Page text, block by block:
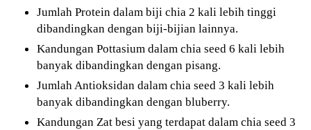
Jumlah Protein dalam biji chia 2 kali lebih tinggi
dibandingkan dengan biji-bijian lainnya.
Kandungan Pottasium dalam chia seed 6 kali lebih
banyak dibandingkan dengan pisang.
Jumlah Antioksidan dalam chia seed 3 kali lebih
banyak dibandingkan dengan bluberry.
Kandungan Zat besi yang terdapat dalam chia seed 3